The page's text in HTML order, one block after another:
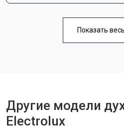
Показать
Другие модели
Electrolux